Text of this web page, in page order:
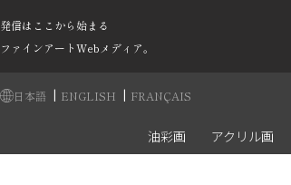
発信はここから始まる
ファインアートWebメディア。
日本語 | ENGLISH | FRANÇAIS
油彩画 アクリル画